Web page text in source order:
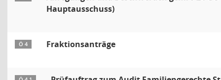
Hauptausschuss)
Ö 4 Fraktionsanträge